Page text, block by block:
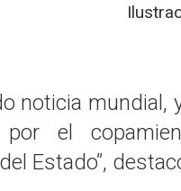
noticia mundial,
el
Estado”,